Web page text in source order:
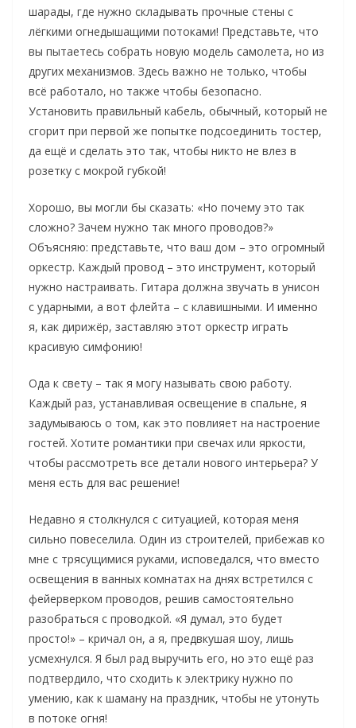
шарады, где нужно складывать прочные стены с
лёгкими огнедышащими потоками! Представьте, что
вы пытаетесь собрать новую модель самолета, но из
других механизмов. Здесь важно не только, чтобы
всё работало, но также чтобы безопасно.
Установить правильный кабель, обычный, который не
сгорит при первой же попытке подсоединить тостер,
да ещё и сделать это так, чтобы никто не влез в
розетку с мокрой губкой!
Хорошо, вы могли бы сказать: «Но почему это так
сложно? Зачем нужно так много проводов?»
Объясняю: представьте, что ваш дом – это огромный
оркестр. Каждый провод – это инструмент, который
нужно настраивать. Гитара должна звучать в унисон
с ударными, а вот флейта – с клавишными. И именно
я, как дирижёр, заставляю этот оркестр играть
красивую симфонию!
Ода к свету – так я могу называть свою работу.
Каждый раз, устанавливая освещение в спальне, я
задумываюсь о том, как это повлияет на настроение
гостей. Хотите романтики при свечах или яркости,
чтобы рассмотреть все детали нового интерьера? У
меня есть для вас решение!
Недавно я столкнулся с ситуацией, которая меня
сильно повеселила. Один из строителей, прибежав ко
мне с трясущимися руками, исповедался, что вместо
освещения в ванных комнатах на днях встретился с
фейерверком проводов, решив самостоятельно
разобраться с проводкой. «Я думал, это будет
просто!» – кричал он, а я, предвкушая шоу, лишь
усмехнулся. Я был рад выручить его, но это ещё раз
подтвердило, что сходить к электрику нужно по
умению, как к шаману на праздник, чтобы не утонуть
в потоке огня!